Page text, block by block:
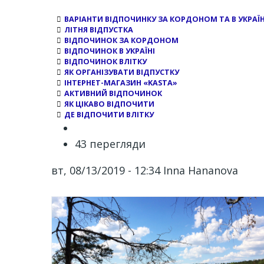
ВАРІАНТИ ВІДПОЧИНКУ ЗА КОРДОНОМ ТА В
ЛІТНЯ ВІДПУСТКА
ВІДПОЧИНОК ЗА КОРДОНОМ
ВІДПОЧИНОК В УКРАЇНІ
ВІДПОЧИНОК ВЛІТКУ
ЯК ОРГАНІЗУВАТИ ВІДПУСТКУ
ІНТЕРНЕТ-МАГАЗИН «KASTA»
АКТИВНИЙ ВІДПОЧИНОК
ЯК ЦІКАВО ВІДПОЧИТИ
ДЕ ВІДПОЧИТИ ВЛІТКУ
43 перегляди
вт, 08/13/2019 - 12:34 Inna Hananova